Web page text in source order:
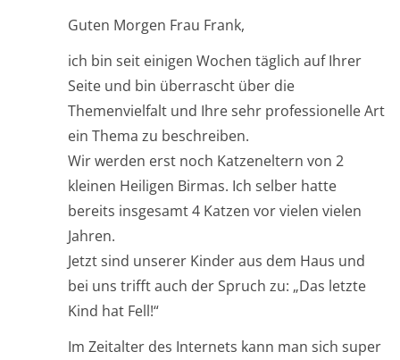
Guten Morgen Frau Frank,
ich bin seit einigen Wochen täglich auf Ihrer
Seite und bin überrascht über die
Themenvielfalt und Ihre sehr professionelle Art
ein Thema zu beschreiben.
Wir werden erst noch Katzeneltern von 2
kleinen Heiligen Birmas. Ich selber hatte
bereits insgesamt 4 Katzen vor vielen vielen
Jahren.
Jetzt sind unserer Kinder aus dem Haus und
bei uns trifft auch der Spruch zu: „Das letzte
Kind hat Fell!“
Im Zeitalter des Internets kann man sich super